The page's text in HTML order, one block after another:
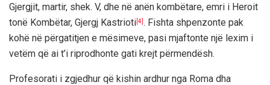
Gjergjit, martir, shek. V, dhe në anën kombëtare, emri i Heroit
tonë Kombëtar, Gjergj Kastrioti [4] . Fishta shpenzonte pak
kohë në përgatitjen e mësimeve, pasi mjaftonte një lexim i
vetëm që ai t’i riprodhonte gati krejt përmendësh.
Profesorati i zgjedhur që kishin ardhur nga Roma dha